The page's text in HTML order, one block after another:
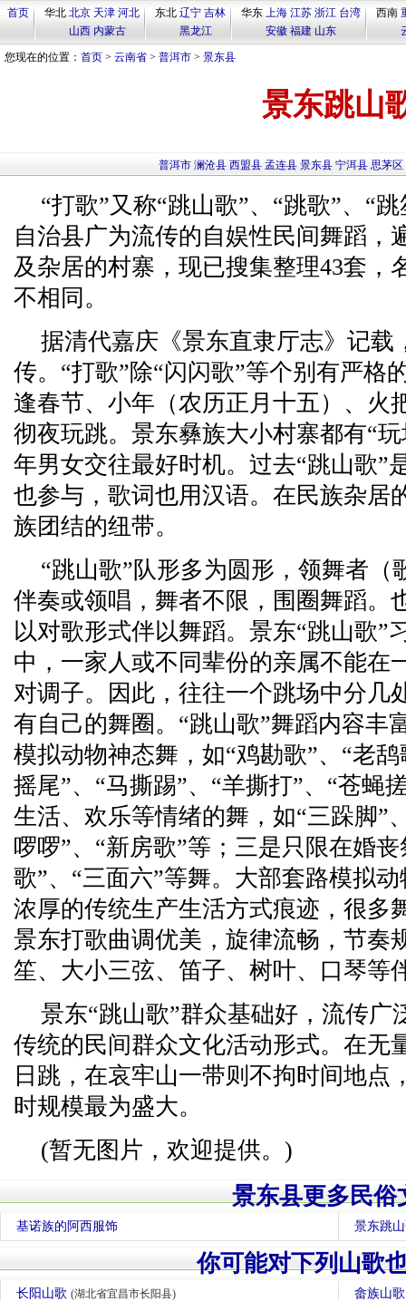
首页 华北 北京 天津 河北
山西 内蒙古
东北 辽宁 吉林
黑龙江
华东 上海 江苏 浙江 台湾
安徽 福建 山东
西南
您现在的位置： 首页 > 云南省 > 普洱市 > 景东县
景东跳山
普洱市 澜沧县 西盟县 孟连县 景东县 宁洱县 思茅区
“打歌”又称“跳山歌”、“跳歌”、“
自治县广为流传的自娱性民间舞蹈，
及杂居的村寨，现已搜集整理43套，
不相同。
据清代嘉庆《景东直隶厅志》记载
传。“打歌”除“闪闪歌”等个别有严格
逢春节、小年（农历正月十五）、火
彻夜玩跳。景东彝族大小村寨都有“
年男女交往最好时机。过去“跳山歌”
也参与，歌词也用汉语。在民族杂居
族团结的纽带。
“跳山歌”队形多为圆形，领舞者（
伴奏或领唱，舞者不限，围圈舞蹈。
以对歌形式伴以舞蹈。景东“跳山歌”
中，一家人或不同辈份的亲属不能在
对调子。因此，往往一个跳场中分几
有自己的舞圈。“跳山歌”舞蹈内容丰
模拟动物神态舞，如“鸡勘歌”、“老
摇尾”、“马撕踢”、“羊撕打”、“苍蝇
生活、欢乐等情绪的舞，如“三跺脚”
啰啰”、“新房歌”等；三是只限在婚
歌”、“三面六”等舞。大部套路模拟
浓厚的传统生产生活方式痕迹，很多
景东打歌曲调优美，旋律流畅，节奏
笙、大小三弦、笛子、树叶、口琴等
景东“跳山歌”群众基础好，流传广
传统的民间群众文化活动形式。在无
日跳，在哀牢山一带则不拘时间地点
时规模最为盛大。
(暂无图片，欢迎提供。)
景东县更多民俗
基诺族的阿西服饰 景东跳
你可能对下列山歌
长阳山歌 (湖北省宜昌市长阳县) 畲族山